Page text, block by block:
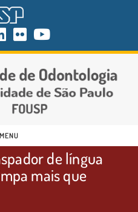
MENU
de língua
mais que